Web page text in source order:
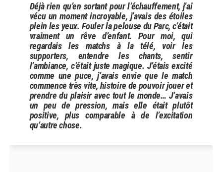
Déjà rien qu’en sortant pour l’échauffement, j’ai
vécu un moment incroyable, j’avais des étoiles
plein les yeux. Fouler la pelouse du Parc, c’était
vraiment un rêve d’enfant. Pour moi, qui
regardais les matchs à la télé, voir les
supporters, entendre les chants, sentir
l’ambiance, c’était juste magique. J’étais excité
comme une puce, j’avais envie que le match
commence très vite, histoire de pouvoir jouer et
prendre du plaisir avec tout le monde… J’avais
un peu de pression, mais elle était plutôt
positive, plus comparable à de l’excitation
qu’autre chose.